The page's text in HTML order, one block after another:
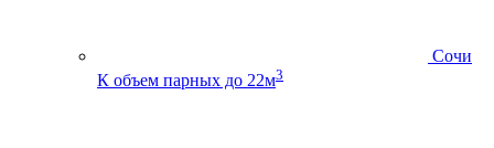
Сочи
К объем парных до 22м3